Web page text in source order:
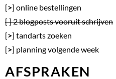
[>] online bestellingen
[ ] 2 blogposts vooruit schrijven
[>] tandarts zoeken
[>] planning volgende week
AFSPRAKEN